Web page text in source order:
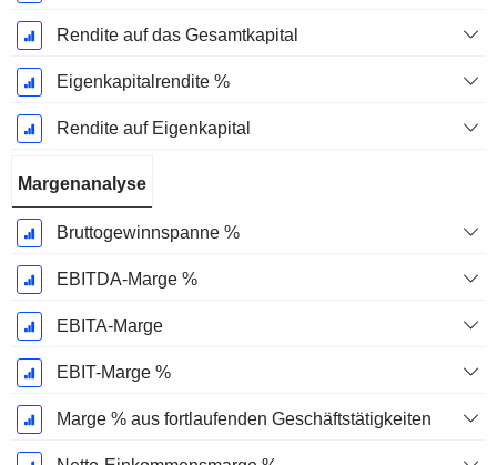
Rendite auf das Gesamtkapital
Eigenkapitalrendite %
Rendite auf Eigenkapital
Margenanalyse
Bruttogewinnspanne %
EBITDA-Marge %
EBITA-Marge
EBIT-Marge %
Marge % aus fortlaufenden Geschäftstätigkeiten